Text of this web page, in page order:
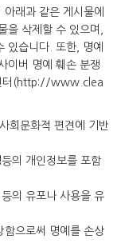
래과 같은 게시물에
을 삭제할 수 있으며,
있습니다. 또한, 명예
이버 명예 훼손 분쟁
터(http://www.clea
회문화적 편견에 기반
의 개인정보를 포함
의 유포나 사용을 유
함으로써 명예를 손상